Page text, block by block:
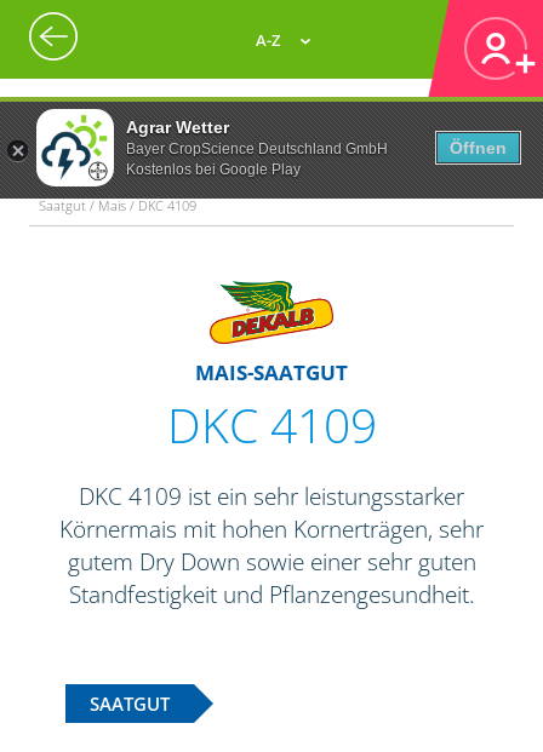
Agrar Wetter
Bayer CropScience Deutschland GmbH
Kostenlos bei Google Play
Öffnen
A-Z
Saatgut / Mais / DKC 4109
MAIS-SAATGUT
DKC 4109
DKC 4109 ist ein sehr leistungsstarker
Körnermais mit hohen Kornerträgen, sehr
gutem Dry Down sowie einer sehr guten
Standfestigkeit und Pflanzengesundheit.
SAATGUT